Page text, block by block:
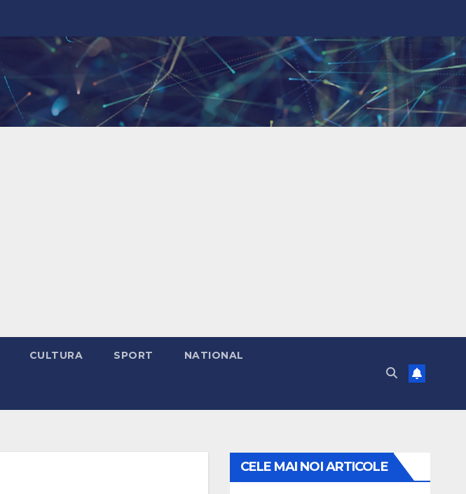
CULTURA SPORT NATIONAL
CELE MAI NOI ARTICOLE